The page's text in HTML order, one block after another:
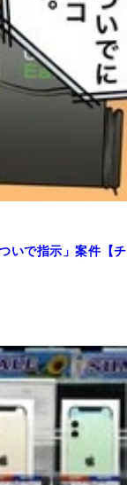
いで指示」案件【チ